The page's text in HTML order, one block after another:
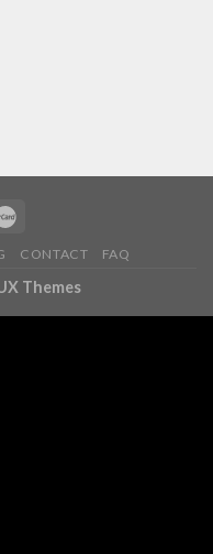
CONTACT FAQ
Themes